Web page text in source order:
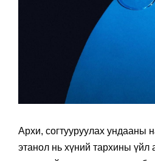
Архи, согтууруулах ундааны
этанол нь хүний тархины үйл